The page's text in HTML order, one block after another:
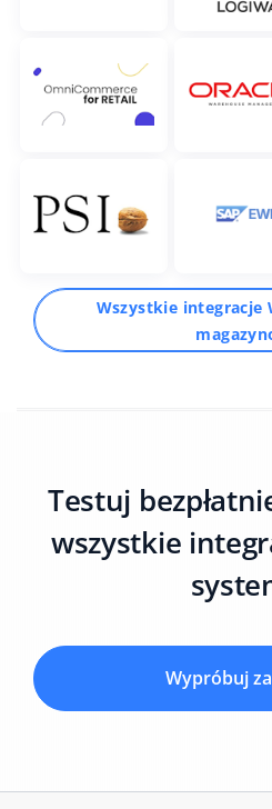
Wszystkie integracje
Testuj
wszystkie
Wypróbuj